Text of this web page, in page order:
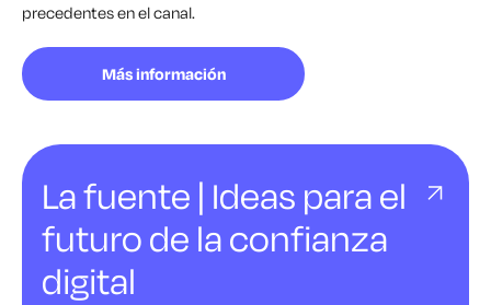
precedentes en el canal.
Más información
La fuente | Ideas para el
futuro de la confianza
digital